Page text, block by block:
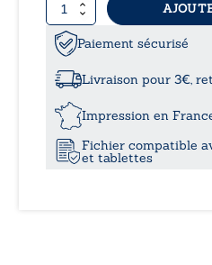
quantité
de
Les
pingouins
cul
Bernadette
Paiement sécurisé
Livraison pour 3€,
Impression en
Fichier compatible
et tablettes